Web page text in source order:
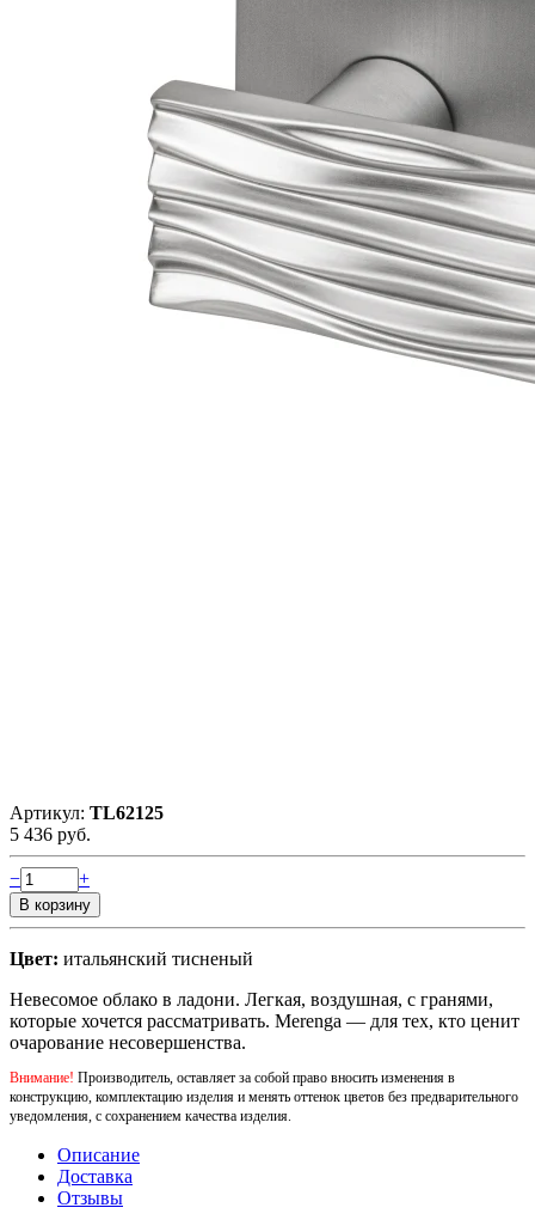
Артикул: TL62125
5 436 руб.
− +
Цвет: итальянский тисненый
Невесомое облако в ладони. Легкая, воздушная, с гранями,
которые хочется рассматривать. Merenga — для тех, кто ценит
очарование несовершенства.
Внимание! Производитель, оставляет за собой право вносить изменения в
конструкцию, комплектацию изделия и менять оттенок цветов без предварительного
уведомления, с сохранением качества изделия.
Описание
Доставка
Отзывы